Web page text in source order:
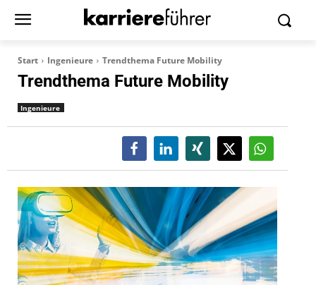
Start Ingenieure Trendthema Future Mobility
Trendthema Future Mobility
Ingenieure